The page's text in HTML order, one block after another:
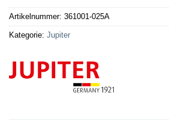
Artikelnummer: 361001-025A
Kategorie: Jupiter